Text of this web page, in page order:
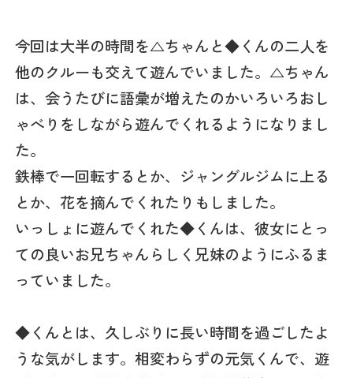
今回は大半の時間を△ちゃんと◆くんの二人を
他のクルーも交えて遊んでいました。△ちゃん
は、会うたびに語彙が増えたのかいろいろおし
ゃべりをしながら遊んでくれるようになりまし
た。
鉄棒で一回転するとか、ジャングルジムに上る
とか、花を摘んでくれたりもしました。
いっしょに遊んでくれた◆くんは、彼女にとっ
ての良いお兄ちゃんらしく兄妹のようにふるま
っていました。
◆くんとは、久しぶりに長い時間を過ごしたよ
うな気がします。相変わらずの元気くんで、遊